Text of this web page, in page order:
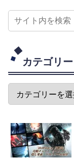
カテゴリー